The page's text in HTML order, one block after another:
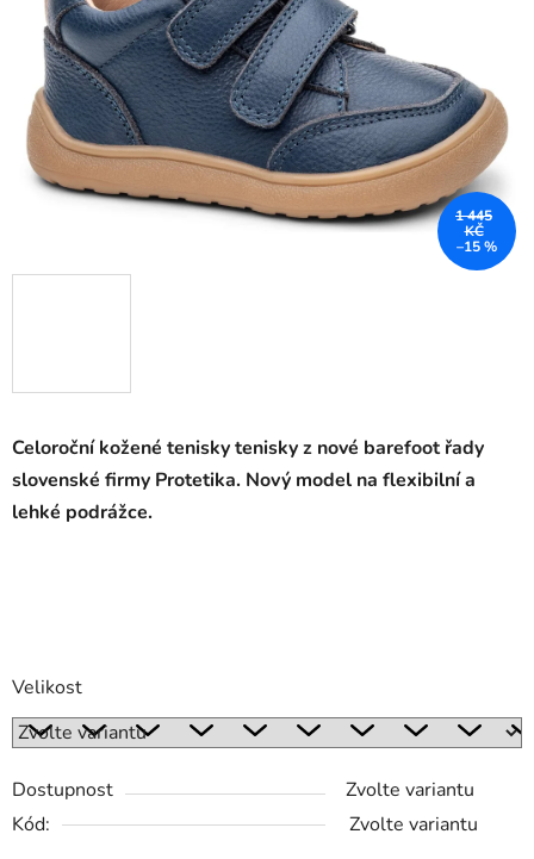
Celoroční kožené tenisky teniskyz nové barefoot řady
slovenské firmy Protetika. Nový model na flexibilní a
lehké podrážce.
Velikost
Dostupnost
Zvolte variantu
Kód:
Zvolte variantu
1 445
KČ
–15 %